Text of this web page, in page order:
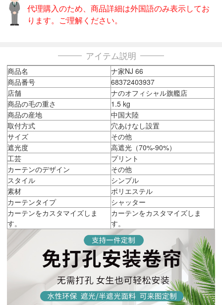
代理購入のため、商品詳細は外国語のみ表示してお
ります。ご理解ください。
アイテム説明
商品名
ナ家NJ 66
商品番号
68372403937
店舗
ナのオフィシャル旗艦店
商品の毛の重さ
1.5 kg
商品の産地
中国大陸
取付方式
穴あけなし設置
サイズ
その他
遮光度
高遮光（70%-90%）
工芸
プリント
カーテンのデザイン
その他
スタイル
シンプル
素材
ポリエステル
カーテンタイプ
シャッター
カーテンをカスタマイズしま
す。
カーテンをカスタマイズしま
す。